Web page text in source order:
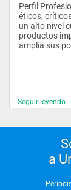
Perfil
éticos,
un alto nivel
productos
amplía sus
Ventajas
Seguir leyendo
a